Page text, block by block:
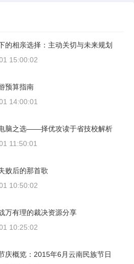
的相亲选择：主动关切与未来规划
15:00:02
预算指南
14:00:01
脑之选——择优攻读于省技校解析
11:50:01
败后的那首歌
10:50:02
万有理的裁决资源分享
10:25:02
庆概览：2015年6月云南民族节日